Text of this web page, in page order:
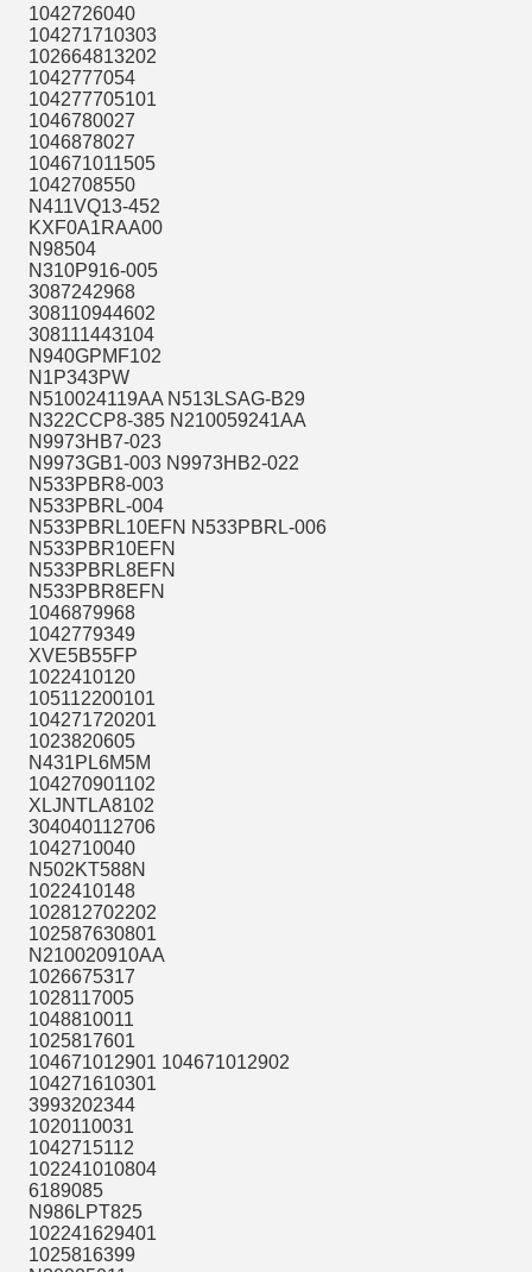
1042726040
104271710303
102664813202
1042777054
104277705101
1046780027
1046878027
104671011505
1042708550
N411VQ13-452
KXF0A1RAA00
N98504
N310P916-005
3087242968
308110944602
308111443104
N940GPMF102
N1P343PW
N510024119AA N513LSAG-B29
N322CCP8-385 N210059241AA
N9973HB7-023
N9973GB1-003 N9973HB2-022
N533PBR8-003
N533PBRL-004
N533PBRL10EFN N533PBRL-006
N533PBR10EFN
N533PBRL8EFN
N533PBR8EFN
1046879968
1042779349
XVE5B55FP
1022410120
105112200101
104271720201
1023820605
N431PL6M5M
104270901102
XLJNTLA8102
304040112706
1042710040
N502KT588N
1022410148
102812702202
102587630801
N210020910AA
1026675317
1028117005
1048810011
1025817601
104671012901 104671012902
104271610301
3993202344
1020110031
1042715112
102241010804
6189085
N986LPT825
102241629401
1025816399